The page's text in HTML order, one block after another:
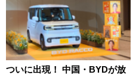
ついに出現！ 中国・BYDが放